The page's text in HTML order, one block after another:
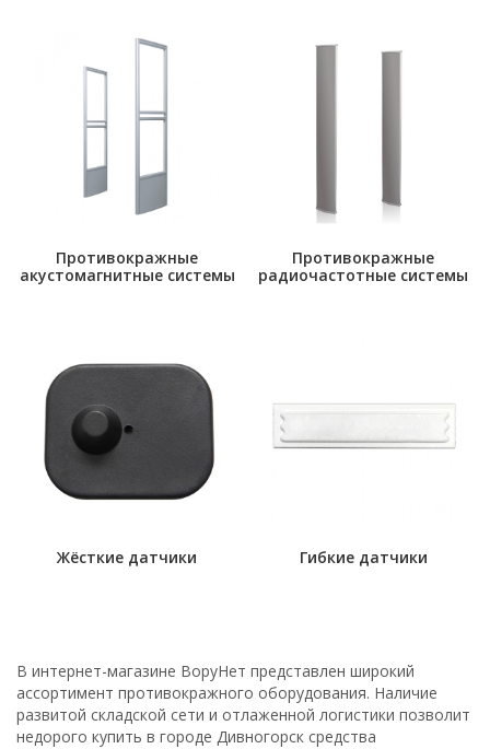
Противокражные
акустомагнитные системы
Противокражные
радиочастотные системы
Жёсткие датчики Гибкие датчики
В интернет-магазине ВоруНет представлен широкий
ассортимент противокражного оборудования. Наличие
развитой складской сети и отлаженной логистики позволит
недорого купить в городе Дивногорск средства